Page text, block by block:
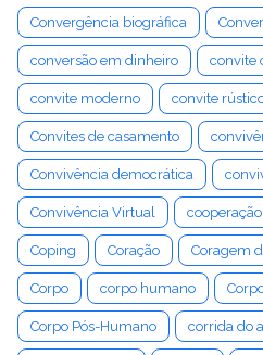
Convergência biográfica
conversão em dinheiro convite
convite moderno convite
Convites de casamento
Convivência democrática
Convivência Virtual cooperação
Coping Coração Coragem
Corpo corpo humano
Corpo Pós-Humano corrida do